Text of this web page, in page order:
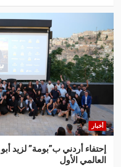
أخبار
إحتفاء أردني ب”بومة” لزيد
العالمي الأول